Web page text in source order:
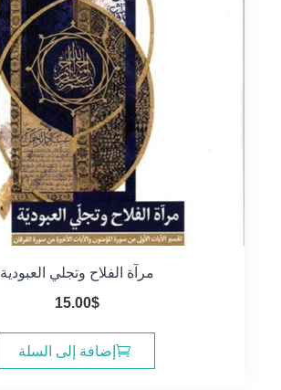
مرآة الفلاح وتجلي العبودية
15.00$
إضافة إلى السلة